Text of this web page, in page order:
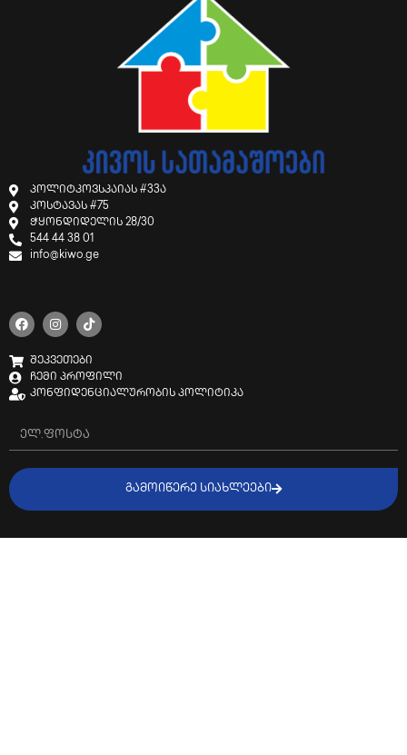
პოლიტკოვსკაიას #33ა
კოსტავას #75
ჭყონდიდელის 28/30
544 44 38 01
info@kiwo.ge
შეკვეთები
ჩემი პროფილი
კონფიდენციალურობის პოლიტიკა
ᲒᲐᲛᲝᲘᲬᲔᲠᲔ ᲡᲘᲐᲮᲚᲔᲔᲑᲘ